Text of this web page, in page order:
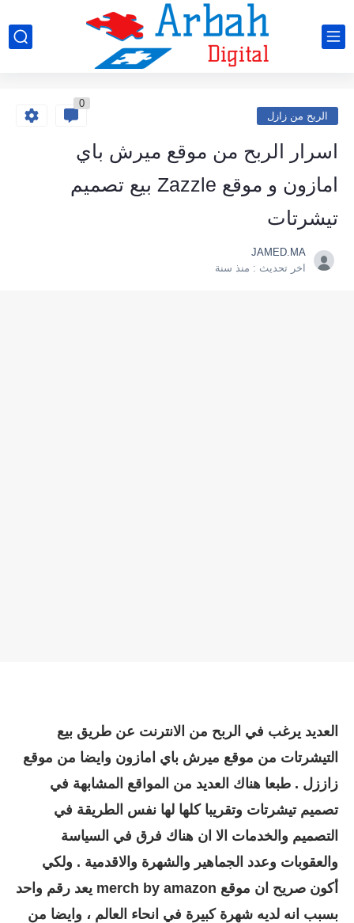
الربح من زازل
0
اسرار الربح من موقع ميرش باي
امازون و موقع Zazzle بيع تصميم
تيشرتات
JAMED.MA
اخر تحديث : منذ سنة
العديد يرغب في الربح من الانترنت عن طريق بيع
التيشرتات من موقع ميرش باي امازون وايضا من موقع
زاززل . طبعا هناك العديد من المواقع المشابهة في
تصميم تيشرتات وتقريبا كلها لها نفس الطريقة في
التصميم والخدمات الا ان هناك فرق في السياسة
والعقوبات وعدد الجماهير والشهرة والاقدمية . ولكي
أكون صريح ان موقع merch by amazon يعد رقم واحد
بسبب انه لديه شهرة كبيرة في انحاء العالم ، وايضا من